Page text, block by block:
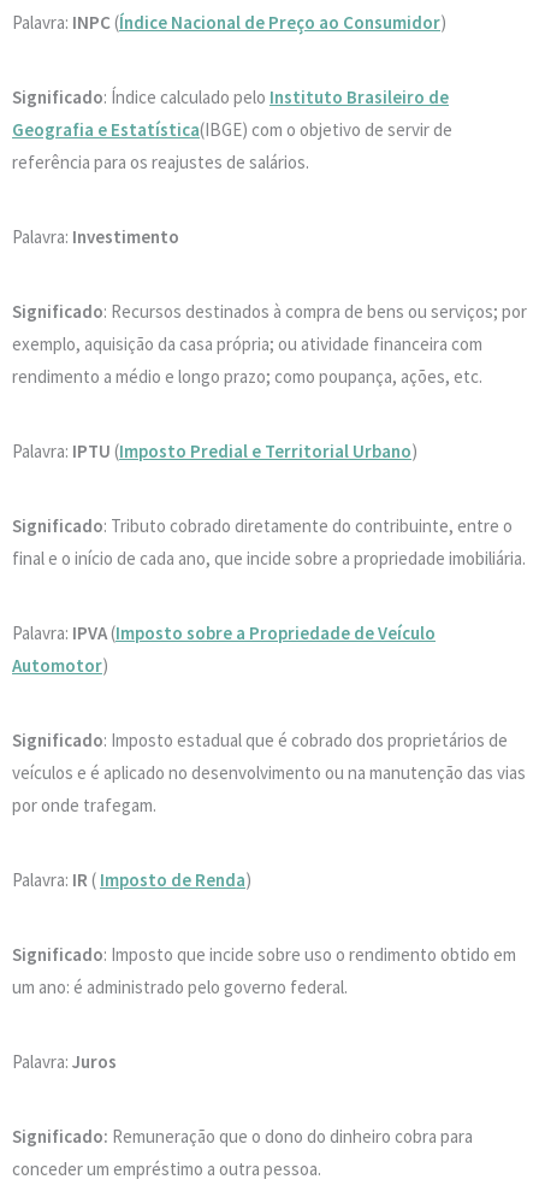
Palavra: INPC(Índice Nacional de Preço ao Consumidor)
Significado: Índice calculado pelo Instituto Brasileiro de
Geografia e Estatística(IBGE) com o objetivo de servir de
referência para os reajustes de salários.
Palavra: Investimento
Significado: Recursos destinados à compra de bens ou serviços; por
exemplo, aquisição da casa própria; ou atividade financeira com
rendimento a médio e longo prazo; como poupança, ações, etc.
Palavra: IPTU (Imposto Predial e Territorial Urbano)
Significado: Tributo cobrado diretamente do contribuinte, entre o
final e o início de cada ano, que incide sobre a propriedade imobiliária.
Palavra: IPVA(Imposto sobre a Propriedade de Veículo
Automotor)
Significado: Imposto estadual que é cobrado dos proprietários de
veículos e é aplicado no desenvolvimento ou na manutenção das vias
por onde trafegam.
Palavra: IR ( Imposto de Renda)
Significado: Imposto que incide sobre uso o rendimento obtido em
um ano: é administrado pelo governo federal.
Palavra: Juros
Significado: Remuneração que o dono do dinheiro cobra para
conceder um empréstimo a outra pessoa.